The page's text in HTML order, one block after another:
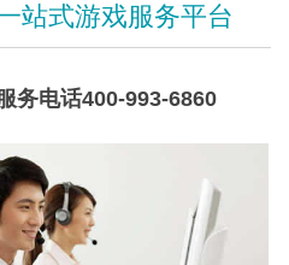
站式游戏服务平台
务电话400-993-6860